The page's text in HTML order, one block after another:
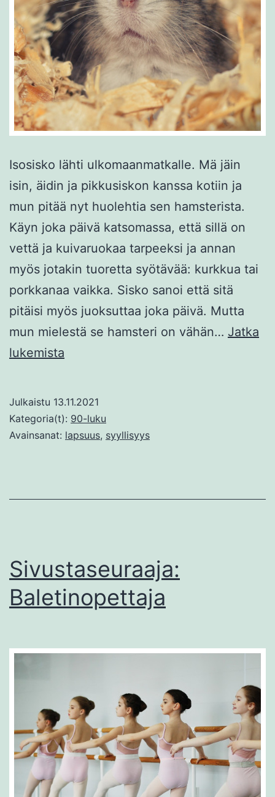
Isosisko lähti ulkomaanmatkalle. Mä jäin
isin, äidin ja pikkusiskon kanssa kotiin ja
mun pitää nyt huolehtia sen hamsterista.
Käyn joka päivä katsomassa, että sillä on
vettä ja kuivaruokaa tarpeeksi ja annan
myös jotakin tuoretta syötävää: kurkkua tai
porkkanaa vaikka. Sisko sanoi että sitä
pitäisi myös juoksuttaa joka päivä. Mutta
mun mielestä se hamsteri on vähän… Jatka
lukemista
Julkaistu 13.11.2021
Kategoria(t): 90-luku
Avainsanat: lapsuus, syyllisyys
Sivustaseuraaja:
Baletinopettaja